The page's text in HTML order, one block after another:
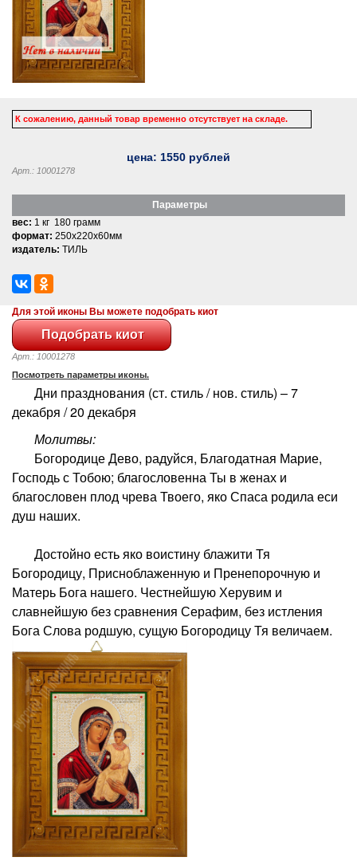
К сожалению, данный товар временно отсутствует на складе.
цена: 1550 рублей
Арт.: 10001278
Параметры
вес: 1 кг 180 грамм
формат: 250x220x60мм
издатель: ТИЛЬ
Для этой иконы Вы можете подобрать киот
Арт.: 10001278
Посмотреть параметры иконы.
Дни празднования (ст. стиль / нов. стиль) – 7
декабря / 20 декабря
Молитвы:
Богородице Дево, радуйся, Благодатная Марие,
Господь с Тобою; благословенна Ты в женах и
благословен плод чрева Твоего, яко Спаса родила еси
душ наших.
Достойно есть яко воистину блажити Тя
Богородицу, Присноблаженную и Пренепорочную и
Матерь Бога нашего. Честнейшую Херувим и
славнейшую без сравнения Серафим, без истления
Бога Слова родшую, сущую Богородицу Тя величаем.